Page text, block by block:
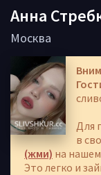
Анна
Москва
Для
в
(жми) на
Это легко и